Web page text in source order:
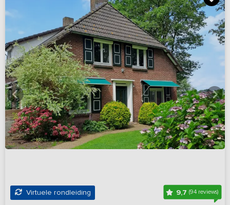
Virtuele rondleiding 9,7(94 reviews)